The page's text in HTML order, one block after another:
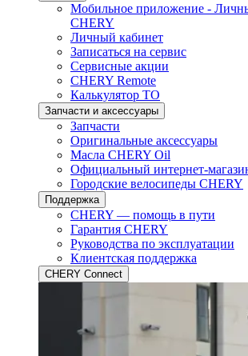
Мобильное приложение -
CHERY
Личный кабинет
Записаться на сервис
Сервисные акции
CHERY Remote
Калькулятор ТО
Запчасти и аксессуары
Запчасти
Оригинальные аксессуары
Масла CHERY Oil
Официальный интернет-
Городские велосипеды CHERY
Поддержка
CHERY — помощь в пути
Гарантия CHERY
Руководства по эксплуатации
Клиентская поддержка
CHERY Connect